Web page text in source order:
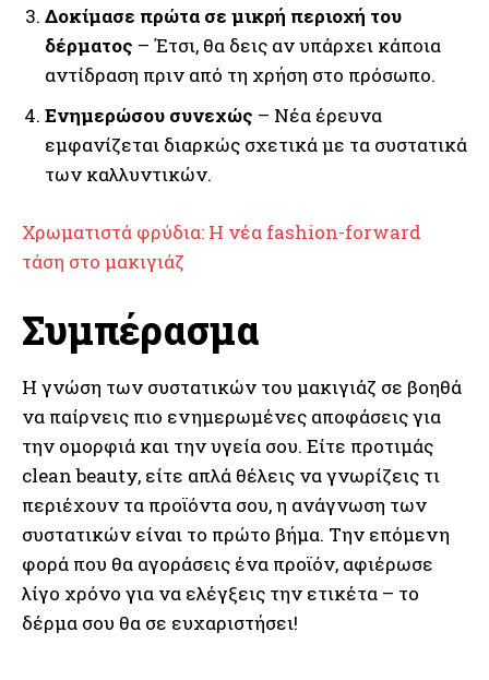
Δοκίμασε πρώτα σε μικρή περιοχή του
δέρματος – Έτσι, θα δεις αν υπάρχει κάποια
αντίδραση πριν από τη χρήση στο πρόσωπο.
Ενημερώσου συνεχώς – Νέα έρευνα
εμφανίζεται διαρκώς σχετικά με τα συστατικά
των καλλυντικών.
Χρωματιστά φρύδια: Η νέα fashion-forward
τάση στο μακιγιάζ
Συμπέρασμα
Η γνώση των συστατικών του μακιγιάζ σε βοηθά
να παίρνεις πιο ενημερωμένες αποφάσεις για
την ομορφιά και την υγεία σου. Είτε προτιμάς
clean beauty, είτε απλά θέλεις να γνωρίζεις τι
περιέχουν τα προϊόντα σου, η ανάγνωση των
συστατικών είναι το πρώτο βήμα. Την επόμενη
φορά που θα αγοράσεις ένα προϊόν, αφιέρωσε
λίγο χρόνο για να ελέγξεις την ετικέτα – το
δέρμα σου θα σε ευχαριστήσει!